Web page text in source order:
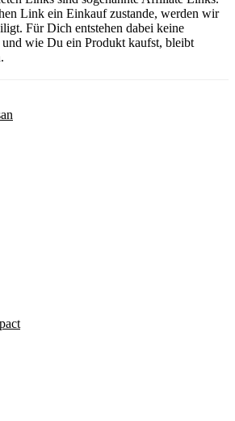
Link ein Einkauf zustande, werden wir
Für Dich entstehen dabei keine
wie Du ein Produkt kaufst, bleibt